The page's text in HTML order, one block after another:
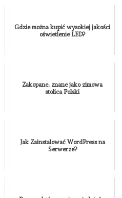
Gdzie można kupić wysokiej jakości
oświetlenie LED?
Zakopane, znane jako zimowa
stolica Polski
Jak Zainstalować WordPress na
Serwerze?